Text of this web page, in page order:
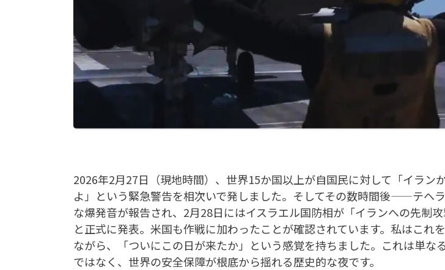
2026年2月27日（現地時間）、世界15か国以上が自国民に対して「イラン
よ」という緊急警告を相次いで発しました。そしてその数時間後——テヘ
な爆発音が報告され、2月28日にはイスラエル国防相が「イランへの先制攻
と正式に発表。米国も作戦に加わったことが確認されています。私はこれ
ながら、「ついにこの日が来たか」という感覚を持ちました。これは単な
ではなく、世界の安全保障が根底から揺れる歴史的な夜です。